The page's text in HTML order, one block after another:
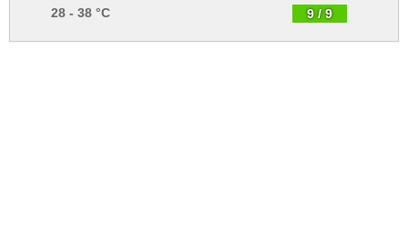
9 / 9
28 - 38 °C